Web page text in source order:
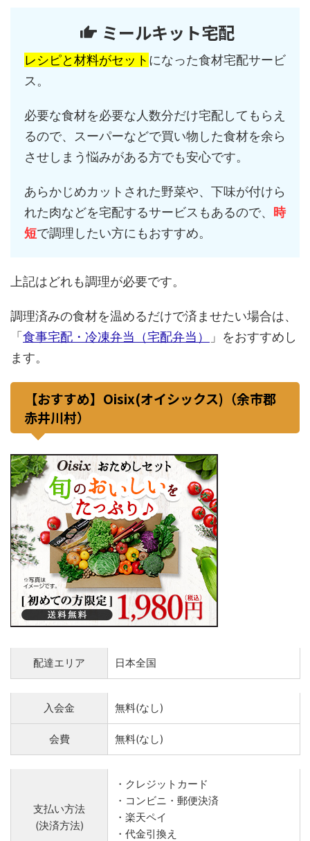
ミールキット宅配
レシピと材料がセット になった食材宅配サービ
ス。
必要な食材を必要な人数分だけ宅配してもらえ
るので、スーパーなどで買い物した食材を余ら
させしまう悩みがある方でも安心です。
あらかじめカットされた野菜や、下味が付けら
れた肉などを宅配するサービスもあるので、
時
短で調理したい方にもおすすめ。
上記はどれも調理が必要です。
調理済みの食材を温めるだけで済ませたい場合は、
「 食事宅配・冷凍弁当（宅配弁当）
」をおすすめし
ます。
【おすすめ】Oisix(オイシックス)（余市郡
赤井川村）
配達エリア 日本全国
入会金 無料(なし)
会費 無料(なし)
支払い方法
(決済方法)
・クレジットカード
・コンビニ・郵便決済
・楽天ペイ
・代金引換え